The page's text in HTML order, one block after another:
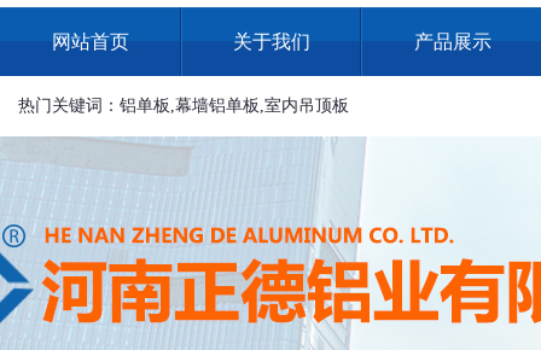
网站首页 关于我们 产品展示
热门关键词：铝单板,幕墙铝单板,室内吊顶板